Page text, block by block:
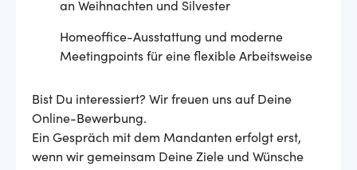
an Weihnachten und Silvester
Homeoffice-Ausstattung und moderne
Meetingpoints für eine flexible Arbeitsweise
Bist Du interessiert? Wir freuen uns auf Deine
Online-Bewerbung.
Ein Gespräch mit dem Mandanten erfolgt erst,
wenn wir gemeinsam Deine Ziele und Wünsche